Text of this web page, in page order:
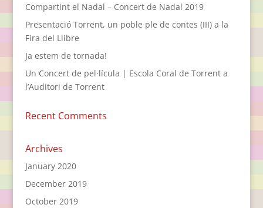
Compartint el Nadal – Concert de Nadal 2019
Presentació Torrent, un poble ple de contes (III) a la
Fira del Llibre
Ja estem de tornada!
Un Concert de pel·lícula | Escola Coral de Torrent a
l’Auditori de Torrent
Recent Comments
Archives
January 2020
December 2019
October 2019